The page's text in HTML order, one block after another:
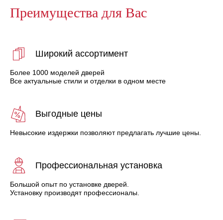
Преимущества для Вас
Широкий ассортимент
Более 1000 моделей дверей
Все актуальные стили и отделки в одном месте
Выгодные цены
Невысокие издержки позволяют предлагать лучшие цены.
Профессиональная установка
Большой опыт по установке дверей.
Установку производят профессионалы.